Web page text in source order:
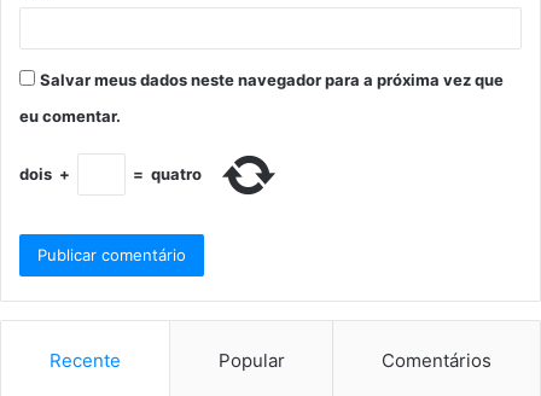
Salvar meus dados neste navegador para a próxima vez que
eu comentar.
dois + = quatro
Recente Popular Comentários